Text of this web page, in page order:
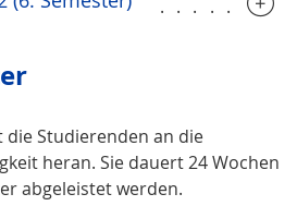
die Studierenden an die
heran. Sie dauert 24 Wochen
abgeleistet werden.